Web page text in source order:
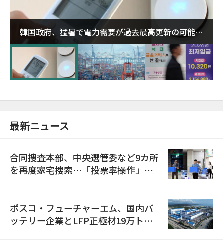
韓国政府、猛暑で電力需要が過去最高更新の可能性
に需給対応体制を点検
最新ニュース
合同捜査本部、中央選管委など9カ所
を再度家宅捜索…「投票率操作」の
ポスコ・フューチャーエム、国内バ
ッテリー企業とLFP正極材19万トン